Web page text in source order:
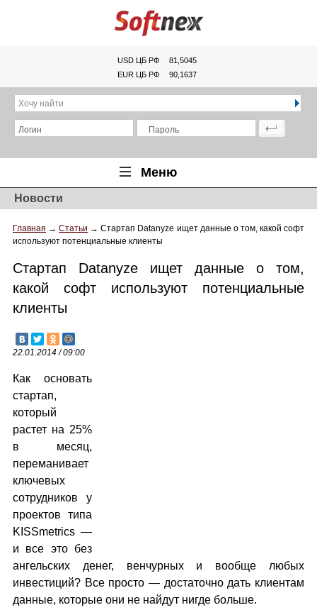
USD ЦБ РФ
81,5045
EUR ЦБ РФ
90,1637
Хочу найти
Логин Пароль
Меню
Главная
Обзоры
Новинки
Статьи
Новости
Главная →Статьи →Стартап Datanyze ищет данные о том, какой софт
используют потенциальные клиенты
Стартап Datanyze ищет данные о том,
какой софт используют потенциальные
клиенты
22.01.2014 / 09:00
Как основать
стартап,
который
растет на 25%
в месяц,
переманивает
ключевых
сотрудников у
проектов типа
KISSmetrics —
и все это без
ангельских денег, венчурных и вообще любых
инвестиций? Все просто — достаточно дать клиентам
данные, которые они не найдут нигде больше.